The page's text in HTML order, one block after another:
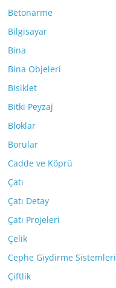
Betonarme
Bilgisayar
Bina
Bina Objeleri
Bisiklet
Bitki Peyzaj
Bloklar
Borular
Cadde ve Köprü
Çatı
Çatı Detay
Çatı Projeleri
Çelik
Cephe Giydirme Sistemleri
Çiftlik